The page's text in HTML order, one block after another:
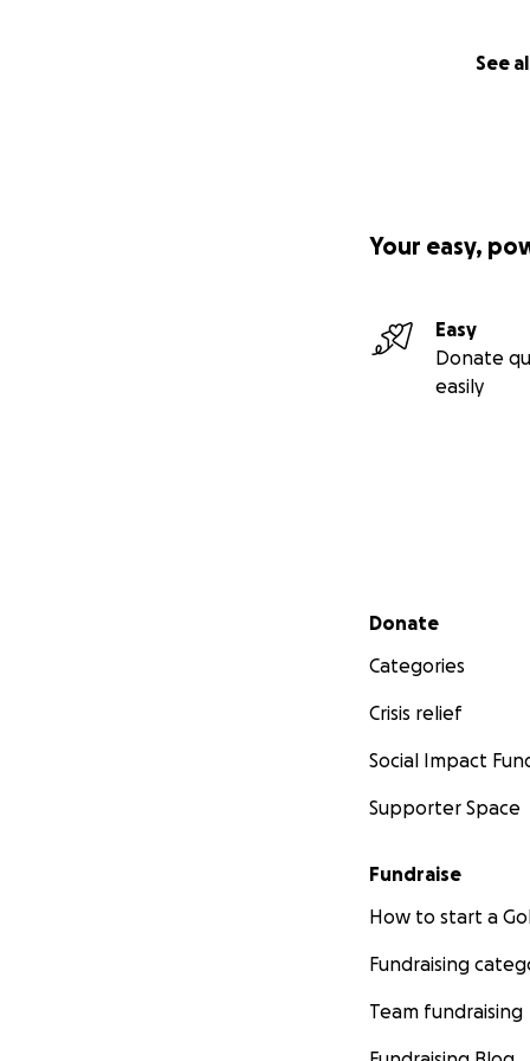
See
Your easy,
Easy
Donate
easily
Secondary menu
Donate
Categories
Crisis relief
Social Impact
Supporter Space
Fundraise
How to start a
Fundraising
Team fundraising